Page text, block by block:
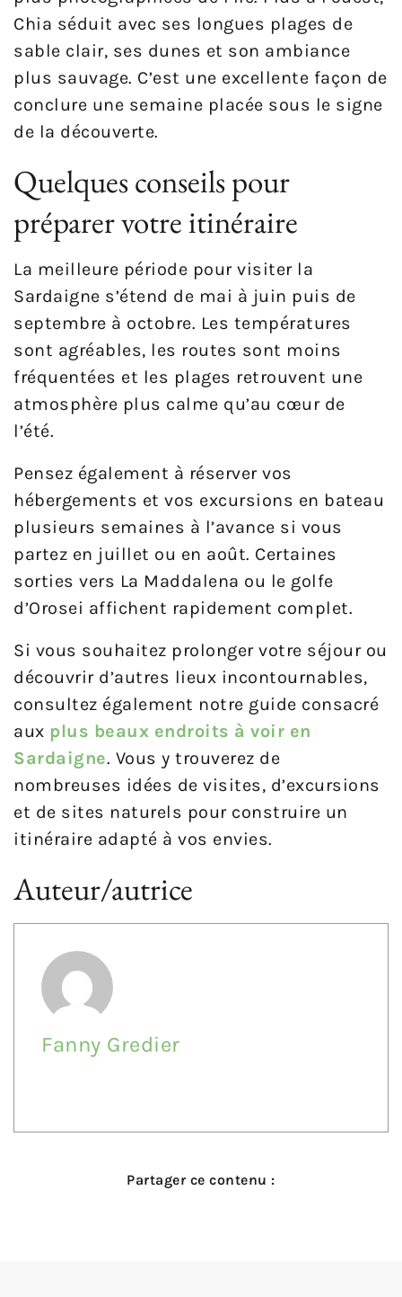
Chia séduit avec ses longues plages de
sable clair, ses dunes et son ambiance
plus sauvage. C’est une excellente façon de
conclure une semaine placée sous le signe
de la découverte.
Quelques conseils pour
préparer votre itinéraire
La meilleure période pour visiter la
Sardaigne s’étend de mai à juin puis de
septembre à octobre. Les températures
sont agréables, les routes sont moins
fréquentées et les plages retrouvent une
atmosphère plus calme qu’au cœur de
l’été.
Pensez également à réserver vos
hébergements et vos excursions en bateau
plusieurs semaines à l’avance si vous
partez en juillet ou en août. Certaines
sorties vers La Maddalena ou le golfe
d’Orosei affichent rapidement complet.
Si vous souhaitez prolonger votre séjour ou
découvrir d’autres lieux incontournables,
consultez également notre guide consacré
aux plus beaux endroits à voir en
Sardaigne. Vous y trouverez de
nombreuses idées de visites, d’excursions
et de sites naturels pour construire un
itinéraire adapté à vos envies.
Auteur/autrice
Fanny Gredier
Partager ce contenu :